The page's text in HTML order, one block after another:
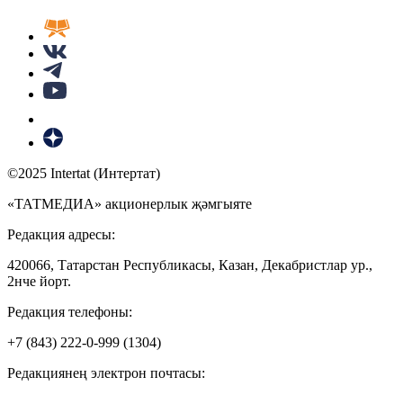
©2025 Intertat (Интертат)
«ТАТМЕДИА» акционерлык җәмгыяте
Редакция адресы:
420066, Татарстан Республикасы, Казан, Декабристлар ур.,
2нче йорт.
Редакция телефоны:
+7 (843) 222-0-999 (1304)
Редакциянең электрон почтасы: